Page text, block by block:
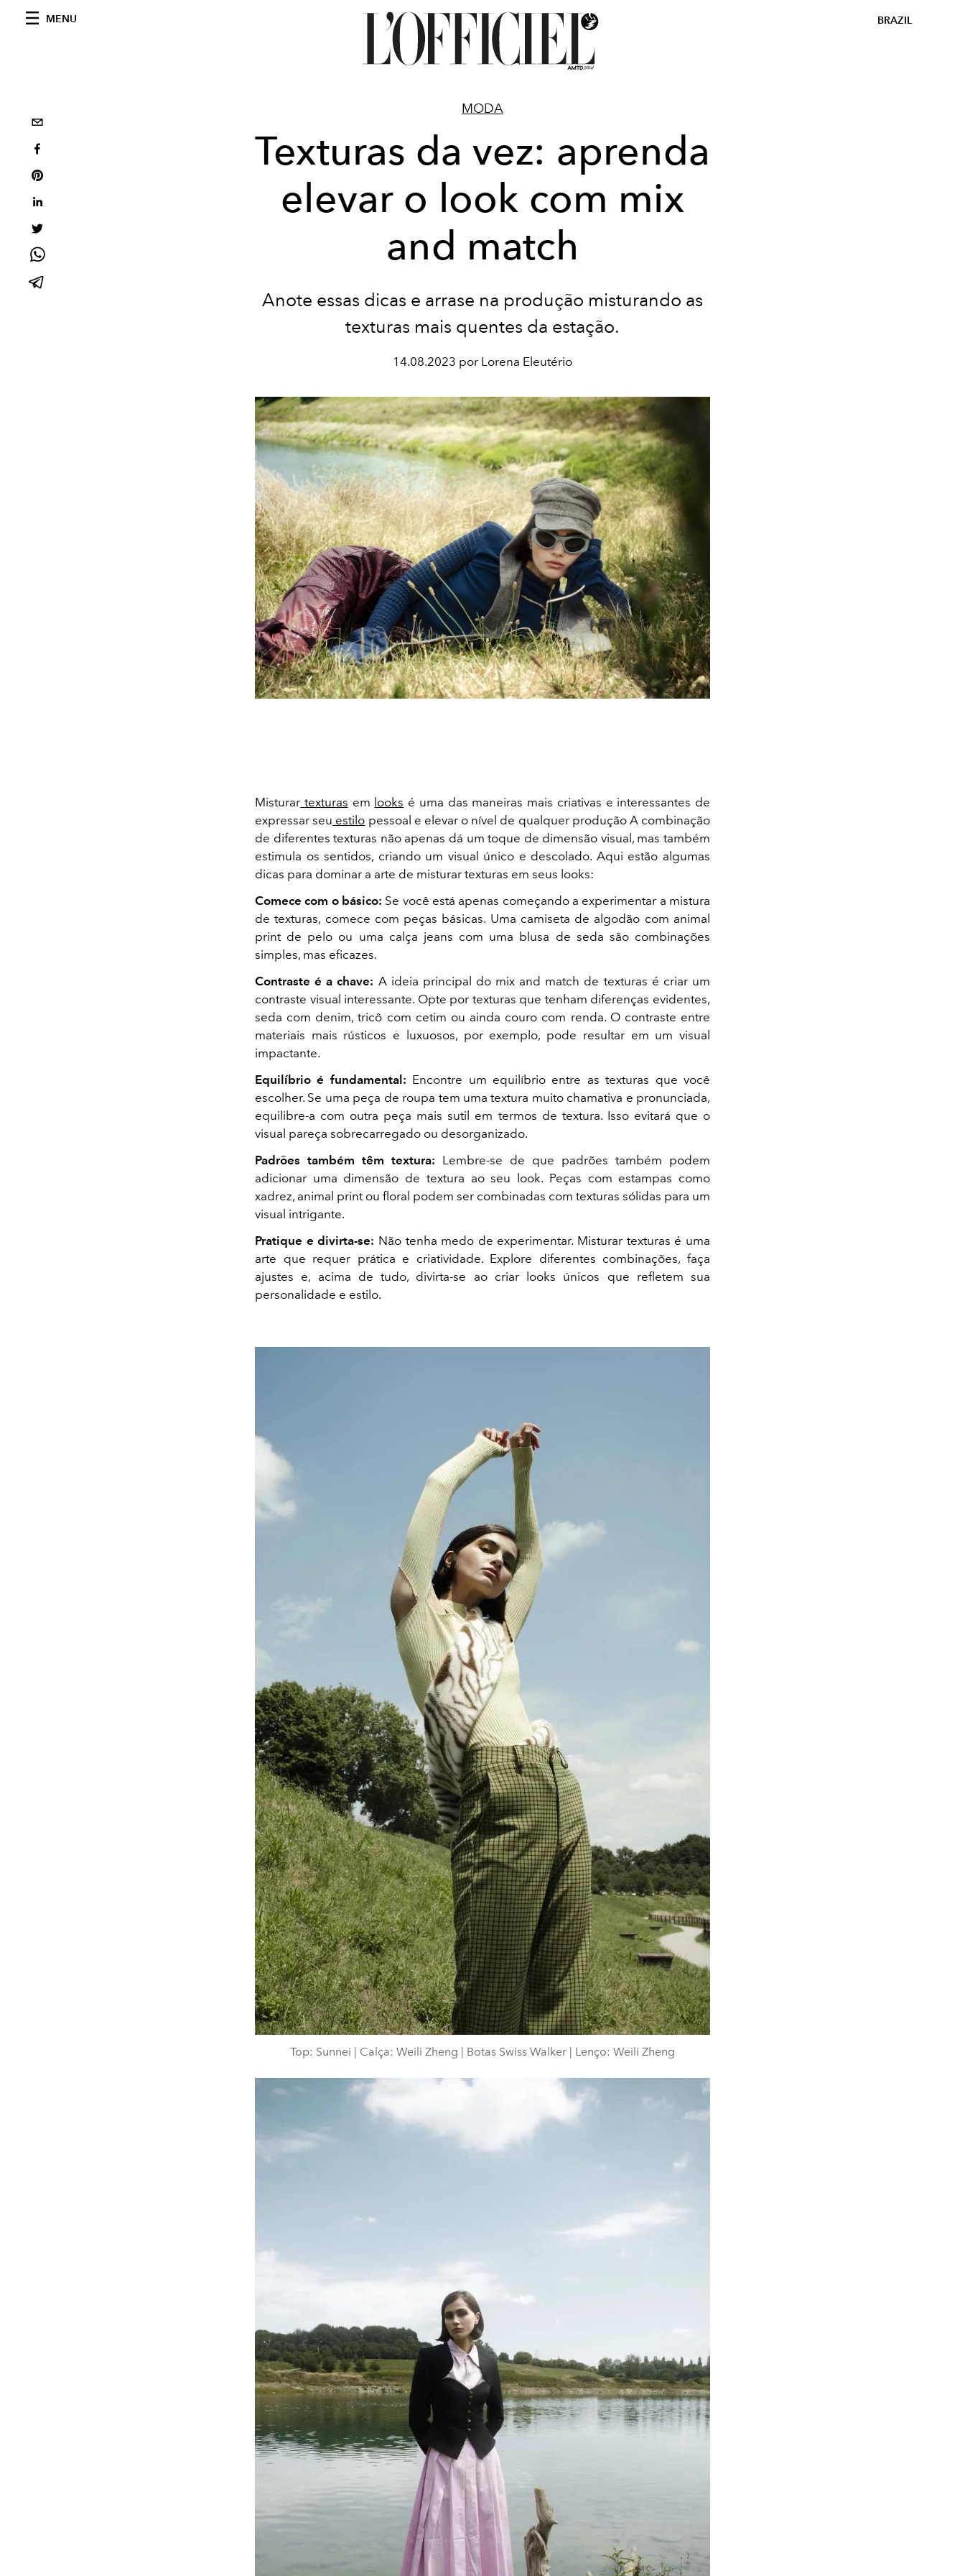
MENU BRAZIL
MODA
Texturas da vez: aprenda
elevar o look com mix
and match
Anote essas dicas e arrase na produção misturando as
texturas mais quentes da estação.
14.08.2023 por Lorena Eleutério
Misturar texturas em looks é uma das maneiras mais criativas e interessantes de
expressar seu estilo pessoal e elevar o nível de qualquer produção A combinação
de diferentes texturas não apenas dá um toque de dimensão visual, mas também
estimula os sentidos, criando um visual único e descolado. Aqui estão algumas
dicas para dominar a arte de misturar texturas em seus looks:
Comece com o básico: Se você está apenas começando a experimentar a mistura
de texturas, comece com peças básicas. Uma camiseta de algodão com animal
print de pelo ou uma calça jeans com uma blusa de seda são combinações
simples, mas eficazes.
Contraste é a chave: A ideia principal do mix and match de texturas é criar um
contraste visual interessante. Opte por texturas que tenham diferenças evidentes,
seda com denim, tricô com cetim ou ainda couro com renda. O contraste entre
materiais mais rústicos e luxuosos, por exemplo, pode resultar em um visual
impactante.
Equilíbrio é fundamental: Encontre um equilíbrio entre as texturas que você
escolher. Se uma peça de roupa tem uma textura muito chamativa e pronunciada,
equilibre-a com outra peça mais sutil em termos de textura. Isso evitará que o
visual pareça sobrecarregado ou desorganizado.
Padrões também têm textura: Lembre-se de que padrões também podem
adicionar uma dimensão de textura ao seu look. Peças com estampas como
xadrez, animal print ou floral podem ser combinadas com texturas sólidas para um
visual intrigante.
Pratique e divirta-se: Não tenha medo de experimentar. Misturar texturas é uma
arte que requer prática e criatividade. Explore diferentes combinações, faça
ajustes e, acima de tudo, divirta-se ao criar looks únicos que refletem sua
personalidade e estilo.
Top: Sunnei | Calça: Weili Zheng | Botas Swiss Walker | Lenço: Weili Zheng